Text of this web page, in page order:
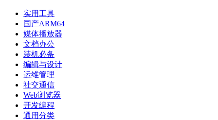
实用工具
国产ARM64
媒体播放器
文档办公
装机必备
编辑与设计
运维管理
社交通信
Web浏览器
开发编程
通用分类